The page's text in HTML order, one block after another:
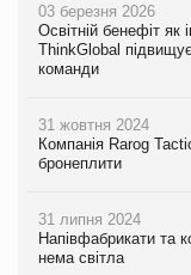
03 березня 2026
Освітній бенефіт як
ThinkGlobal
команди
31 жовтня 2024
Компанія Rarog
бронеплити
31 липня 2024
Напівфабрикати та
нема світла